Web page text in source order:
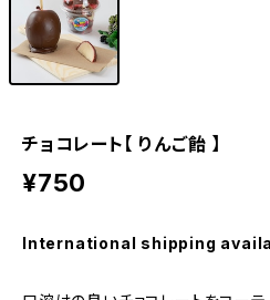
チョコレート【 りんご飴 】
¥750
International shipping